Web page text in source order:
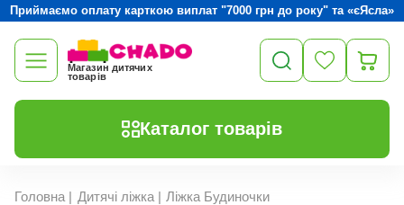
Приймаємо оплату карткою виплат "7000 грн до року" та «єЯсла»
Магазин дитячих
товарів
Каталог товарів
Головна | Дитячі ліжка| Ліжка Будиночки